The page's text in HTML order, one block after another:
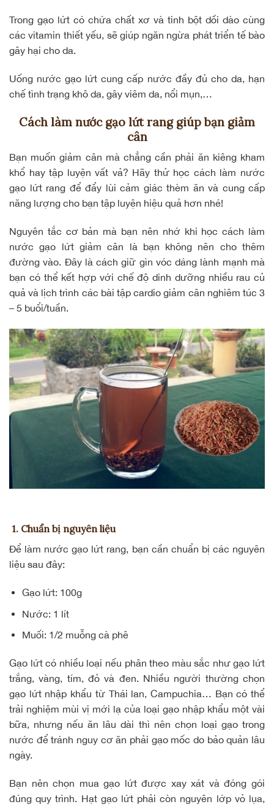
Trong gạo lứt có chứa chất xơ và tinh bột dồi dào cùng
các vitamin thiết yếu, sẽ giúp ngăn ngừa phát triển tế bào
gây hại cho da.
Uống nước gạo lứt cung cấp nước đầy đủ cho da, hạn
chế tình trạng khô da, gây viêm da, nổi mụn,…
Cách làm nước gạo lứt rang giúp bạn giảm
cân
Bạn muốngiảm cân mà chẳng cần phải ăn kiêng kham
khổ hay tập luyện vất vả? Hãy thử học cách làm nước
gạo lứt rang để đẩy lùi cảm giác thèm ăn và cung cấp
năng lượng cho bạn tập luyện hiệu quả hơn nhé!
Nguyên tắc cơ bản mà bạn nên nhớ khi học cách làm
nước gạo lứt giảm cân là bạn không nên cho thêm
đường vào. Đây là cách giữ gìn vóc dáng lành mạnh mà
bạn có thể kết hợp với chế độ dinh dưỡng nhiều rau củ
quả và lịch trình các bài tập cardio giảm cân nghiêm túc 3
– 5 buổi/tuần.
1. Chuẩn bị nguyên liệu
Để làm nước gạo lứt rang, bạn cần chuẩn bị các nguyên
liệu sau đây:
Gạo lứt: 100g
Nước: 1 lít
Muối: 1/2 muỗng cà phê
Gạo lứt có nhiều loại nếu phân theo màu sắc như gạo lứt
trắng, vàng, tím, đỏ và đen. Nhiều người thường chọn
gạo lứt nhập khẩu từ Thái lan, Campuchia… Bạn có thể
trải nghiệm mùi vị mới lạ của loại gạo nhập khẩu một vài
bữa, nhưng nếu ăn lâu dài thì nên chọn loại gạo trong
nước để tránh nguy cơ ăn phải gạo mốc do bảo quản lâu
ngày.
Bạn nên chọn mua gạo lứt được xay xát và đóng gói
đúng quy trình. Hạt gạo lứt phải còn nguyên lớp vỏ lụa,